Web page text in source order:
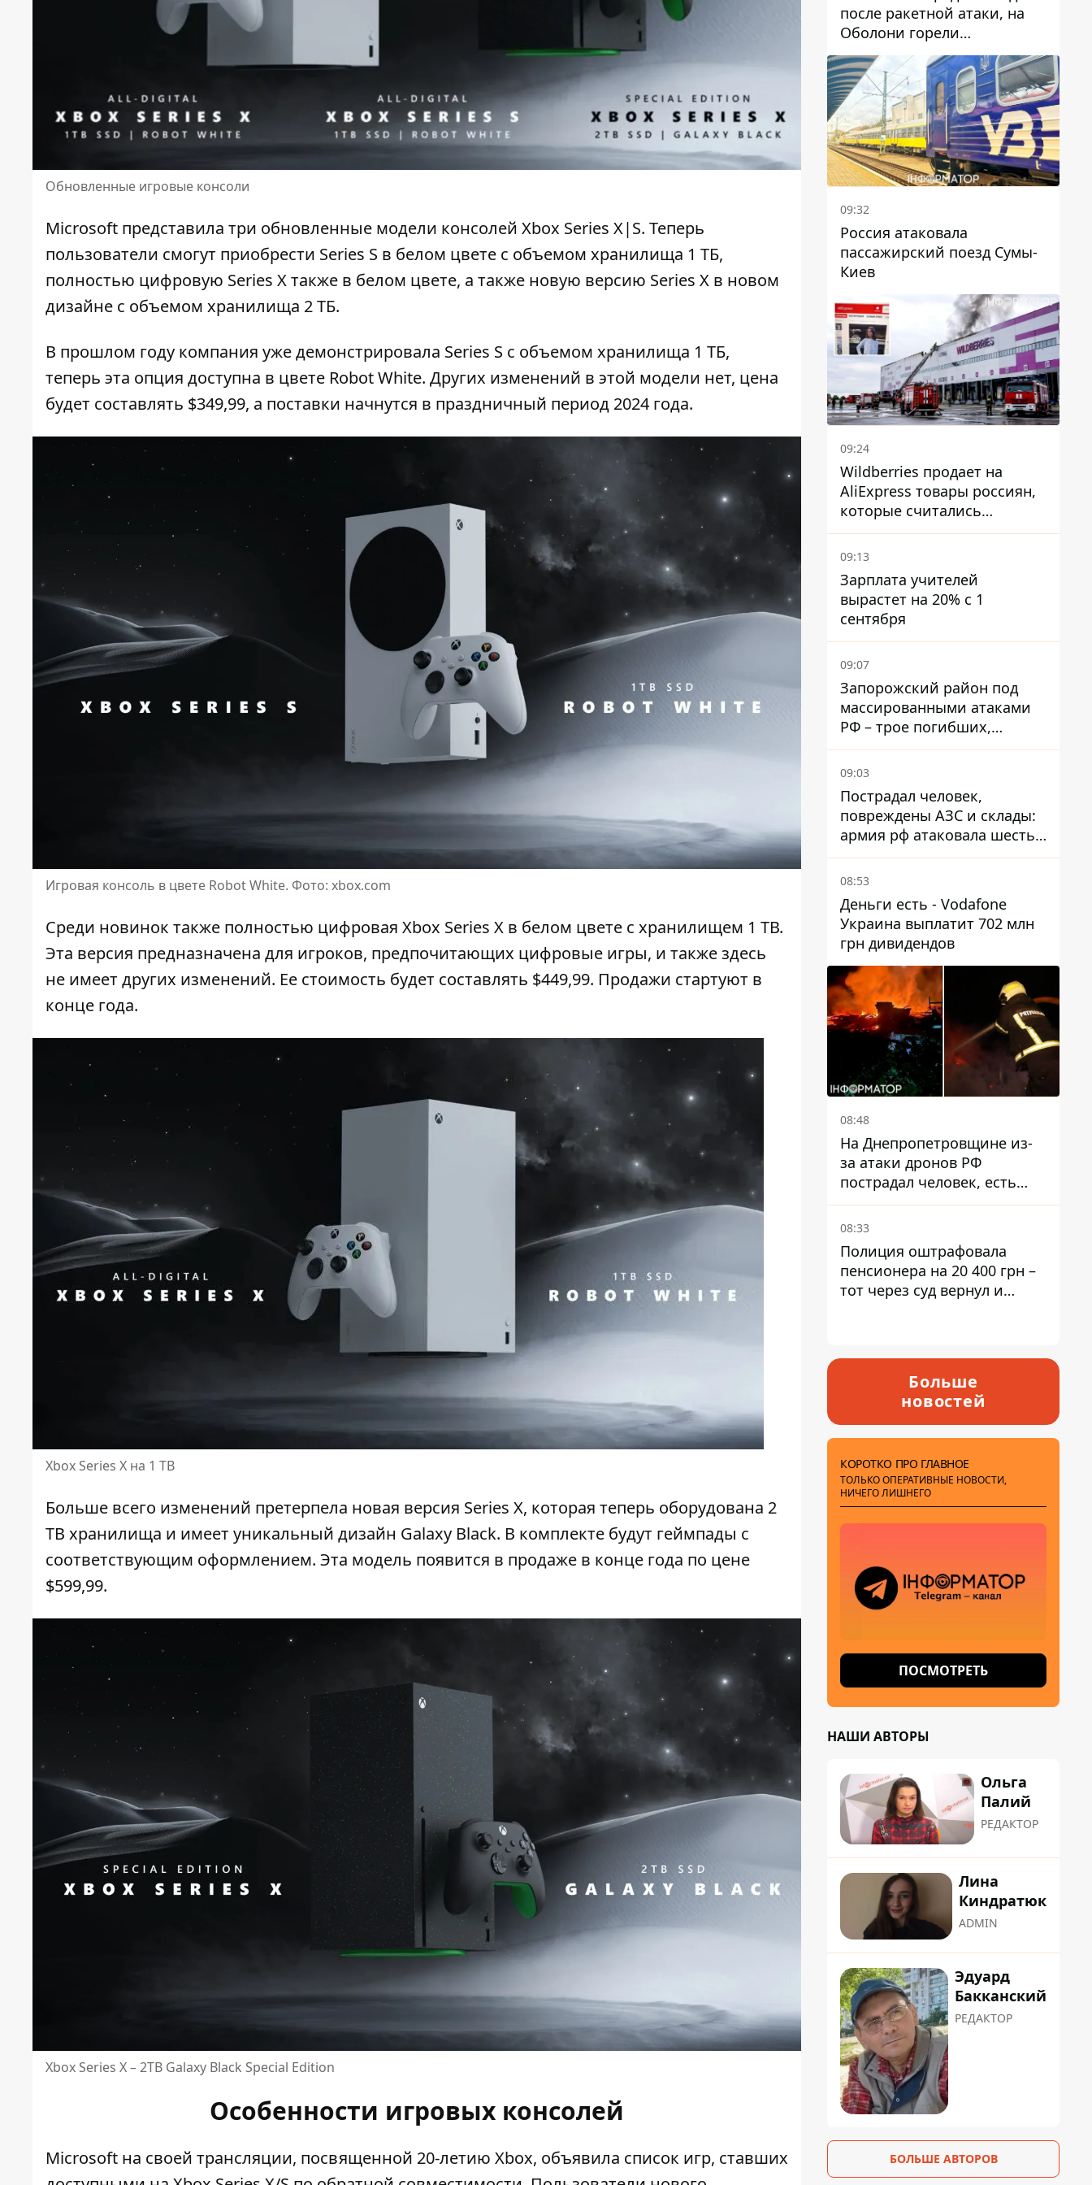
Обновленные игровые консоли
Microsoft представила три обновленные модели консолей Xbox Series X|S. Теперь
пользователи смогут приобрести Series S в белом цвете с объемом хранилища 1 ТБ,
полностью цифровую Series X также в белом цвете, а также новую версию Series X в новом
дизайне с объемом хранилища 2 ТБ.
В прошлом году компания уже демонстрировала Series S с объемом хранилища 1 ТБ,
теперь эта опция доступна в цвете Robot White. Других изменений в этой модели нет, цена
будет составлять $349,99, а поставки начнутся в праздничный период 2024 года.
Игровая консоль в цвете Robot White. Фото: xbox.com
Среди новинок также полностью цифровая Xbox Series X в белом цвете с хранилищем 1 ТВ.
Эта версия предназначена для игроков, предпочитающих цифровые игры, и также здесь
не имеет других изменений. Ее стоимость будет составлять $449,99. Продажи стартуют в
конце года.
Xbox Series X на 1 ТВ
Больше всего изменений претерпела новая версия Series X, которая теперь оборудована 2
ТВ хранилища и имеет уникальный дизайн Galaxy Black. В комплекте будут геймпады с
соответствующим оформлением. Эта модель появится в продаже в конце года по цене
$599,99.
Xbox Series X – 2TB Galaxy Black Special Edition
Особенности игровых консолей
Microsoft на своей трансляции, посвященной 20-летию Xbox, объявила список игр, ставших
после ракетной атаки, на
Оболони горели
резервуары с топливом
09:32
Россия атаковала
пассажирский поезд Сумы-
Киев
09:24
Wildberries продает на
AliExpress товары россиян,
которые считались
уничтоженными на складах
09:13
Зарплата учителей
вырастет на 20% с 1
сентября
09:07
Запорожский район под
массированными атаками
РФ – трое погибших,
четверо раненых
09:03
Пострадал человек,
повреждены АЗС и склады:
армия рф атаковала шесть
районов Днепропетровской
области
08:53
Деньги есть - Vodafone
Украина выплатит 702 млн
грн дивидендов
08:48
На Днепропетровщине из-
за атаки дронов РФ
пострадал человек, есть
пожары и повреждения
08:33
Полиция оштрафовала
пенсионера на 20 400 грн –
тот через суд вернул и
Больше
новостей
КОРОТКО ПРО ГЛАВНОЕ
ТОЛЬКО ОПЕРАТИВНЫЕ НОВОСТИ,
НИЧЕГО ЛИШНЕГО
ПОСМОТРЕТЬ
НАШИ АВТОРЫ
Ольга
Палий
РЕДАКТОР
Лина
Киндратюк
ADMIN
Эдуард
Бакканский
РЕДАКТОР
БОЛЬШЕ АВТОРОВ